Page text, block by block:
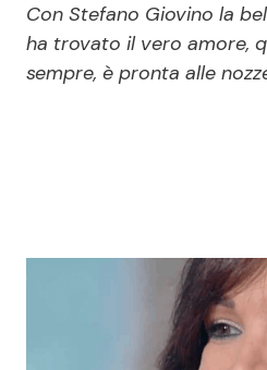
Politica
News Spettacolo
Con Stefano Giovino la
ha trovato il vero amore,
sempre, è pronta alle